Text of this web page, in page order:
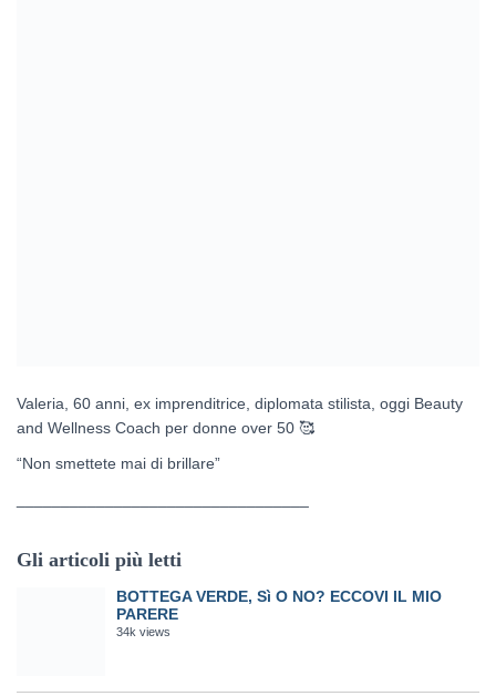
Valeria, 60 anni, ex imprenditrice, diplomata stilista, oggi Beauty
and Wellness Coach per donne over 50 🥰
“Non smettete mai di brillare”
Gli articoli più letti
BOTTEGA VERDE, Sì O NO? ECCOVI IL MIO
PARERE
34k views